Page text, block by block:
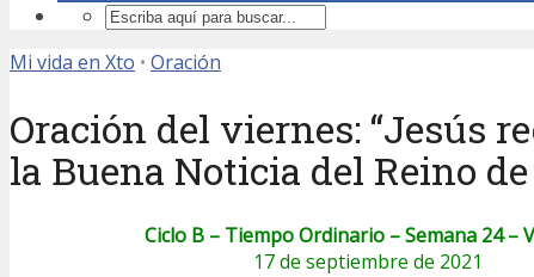
Mi vida en Xto • Oración
Oración del viernes: “Jesús
la Buena Noticia del Reino de
Ciclo B – Tiempo Ordinario – Semana 24 –
17 de septiembre de 2021